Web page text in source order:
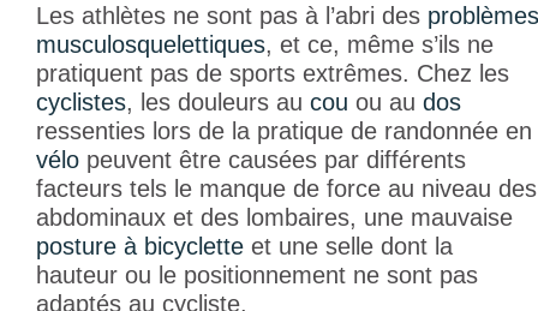
Les athlètes ne sont pas à l’abri des problèmes
musculosquelettiques, et ce, même s’ils ne
pratiquent pas de sports extrêmes. Chez les
cyclistes, les douleurs au cou ou au dos
ressenties lors de la pratique de randonnée en
vélo peuvent être causées par différents
facteurs tels le manque de force au niveau des
abdominaux et des lombaires, une mauvaise
posture à bicyclette et une selle dont la
hauteur ou le positionnement ne sont pas
adaptés au cycliste.